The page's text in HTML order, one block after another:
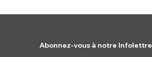
Abonnez-vous à notre Infolettre